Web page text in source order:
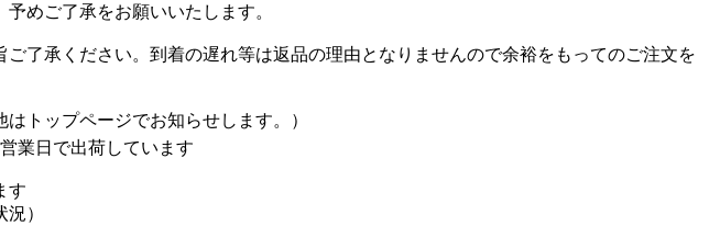
めご了承をお願いいたします。
了承ください。到着の遅れ等は返品の理由となりませんので余裕をもってのご注文を
トップページでお知らせします。）
業日で出荷しています
す
）